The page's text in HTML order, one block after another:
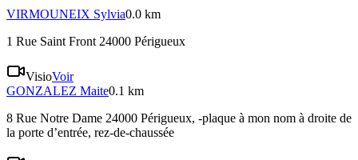
VIRMOUNEIX Sylvia0.0 km
1 Rue Saint Front 24000 Périgueux
VisioVoir
GONZALEZ Maite0.1 km
8 Rue Notre Dame 24000 Périgueux, -plaque à mon nom à droite de
la porte d’entrée, rez-de-chaussée